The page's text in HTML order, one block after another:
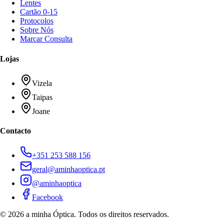
Lentes
Cartão 0-15
Protocolos
Sobre Nós
Marcar Consulta
Lojas
Vizela
Taipas
Joane
Contacto
+351 253 588 156
geral@aminhaoptica.pt
@aminhaoptica
Facebook
© 2026 a minha Óptica. Todos os direitos reservados.